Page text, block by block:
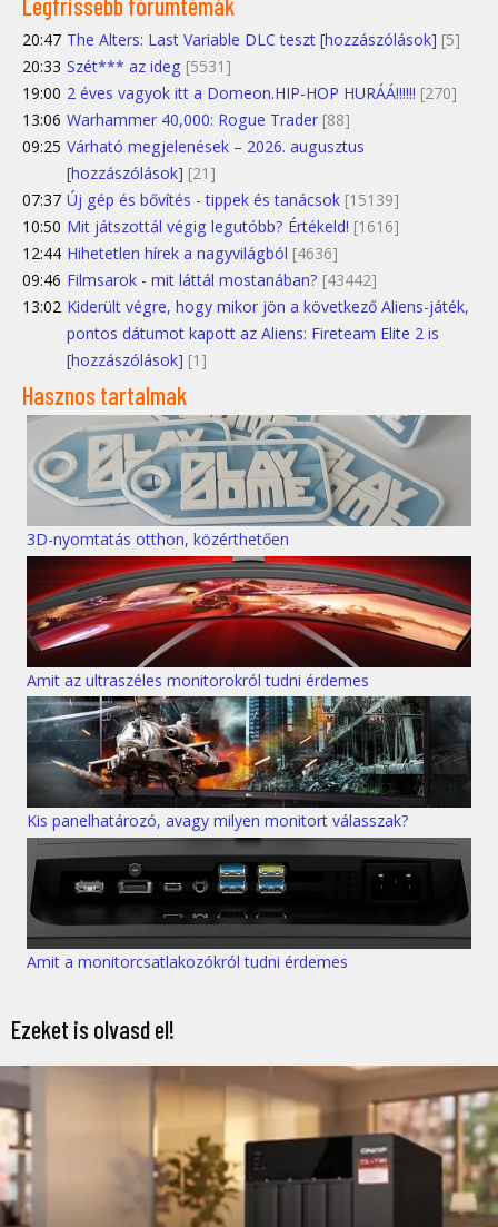
Legfrissebb fórumtémák
20:47 The Alters: Last Variable DLC teszt [hozzászólások] [5]
20:33 Szét*** az ideg [5531]
19:00 2 éves vagyok itt a Domeon.HIP-HOP HURÁÁ!!!!!! [270]
13:06 Warhammer 40,000: Rogue Trader [88]
09:25 Várható megjelenések – 2026. augusztus
[hozzászólások] [21]
07:37 Új gép és bővítés - tippek és tanácsok [15139]
10:50 Mit játszottál végig legutóbb? Értékeld! [1616]
12:44 Hihetetlen hírek a nagyvilágból [4636]
09:46 Filmsarok - mit láttál mostanában? [43442]
13:02 Kiderült végre, hogy mikor jön a következő Aliens-játék,
pontos dátumot kapott az Aliens: Fireteam Elite 2 is
[hozzászólások] [1]
Hasznos tartalmak
3D-nyomtatás otthon, közérthetően
Amit az ultraszéles monitorokról tudni érdemes
Kis panelhatározó, avagy milyen monitort válasszak?
Amit a monitorcsatlakozókról tudni érdemes
Ezeket is olvasd el!